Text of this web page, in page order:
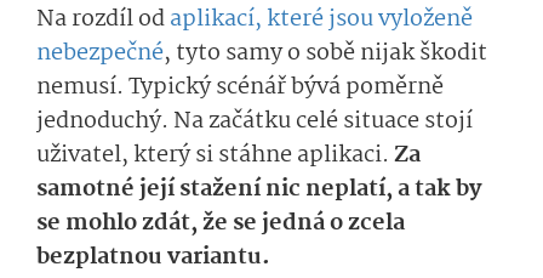
Na rozdíl odaplikací, které jsou vyloženě
nebezpečné, tyto samy o sobě nijak škodit
nemusí. Typický scénář bývá poměrně
jednoduchý. Na začátku celé situace stojí
uživatel, který si stáhne aplikaci. Za
samotné její stažení nic neplatí, a tak by
se mohlo zdát, že se jedná o zcela
bezplatnou variantu.